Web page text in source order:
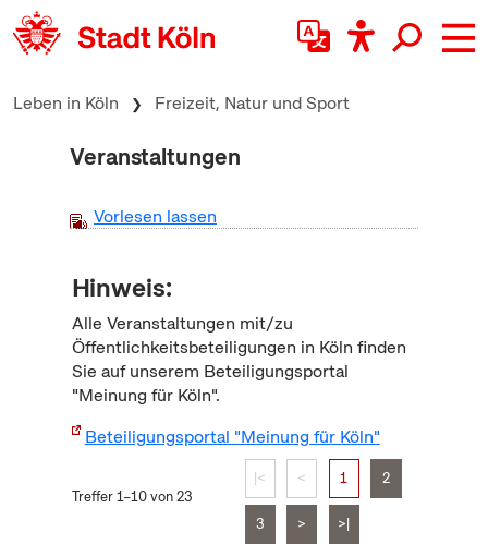
zum Inhalt springen
Leben in Köln Freizeit, Natur und Sport
Veranstaltungen
Vorlesen lassen
Hinweis:
Alle Veranstaltungen mit/zu
Öffentlichkeitsbeteiligungen in Köln finden
Sie auf unserem Beteiligungsportal
"Meinung für Köln".
Beteiligungsportal "Meinung für Köln"
Treffer 1–10 von 23
|< < 1 2
3 > >|